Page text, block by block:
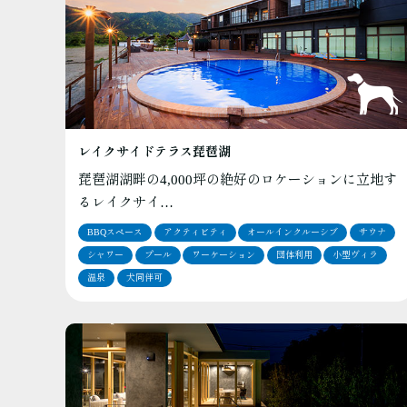
レイクサイドテラス琵琶湖
琵琶湖湖畔の4,000坪の絶好のロケーションに立地す
るレイクサイ…
BBQスペース アクティビティ オールインクルーシブ サウナ
シャワー プール ワーケーション 団体利用 小型ヴィラ
温泉 犬同伴可